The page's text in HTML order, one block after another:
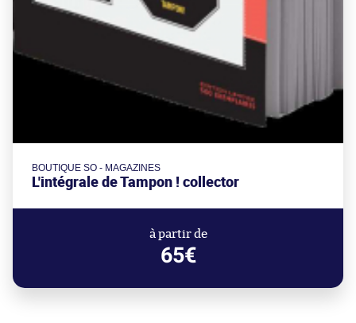
BOUTIQUE SO - MAGAZINES
L'intégrale de Tampon ! collector
à partir de
65€